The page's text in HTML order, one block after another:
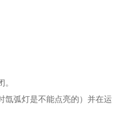
氙弧灯是不能点亮的）并在运